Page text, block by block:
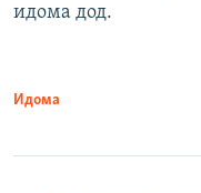
идома дод.
Идома